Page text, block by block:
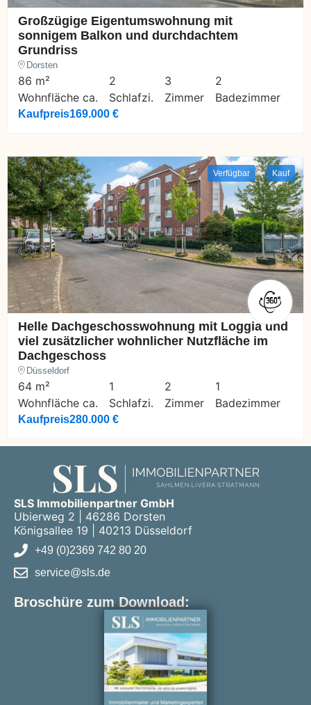
Großzügige Eigentumswohnung mit
sonnigem Balkon und durchdachtem
Grundriss
Dorsten
86 m²
Wohnfläche ca.
2
Schlafzi.
3
Zimmer
2
Badezimmer
Kaufpreis169.000 €
Verfügbar Kauf
Helle Dachgeschosswohnung mit Loggia und
viel zusätzlicher wohnlicher Nutzfläche im
Dachgeschoss
Düsseldorf
64 m²
Wohnfläche ca.
1
Schlafzi.
2
Zimmer
1
Badezimmer
Kaufpreis280.000 €
SLS Immobilienpartner GmbH
Ubierweg 2 | 46286 Dorsten
Königsallee 19 | 40213 Düsseldorf
+49 (0)2369 742 80 20
service@sls.de
Broschüre zum Download: